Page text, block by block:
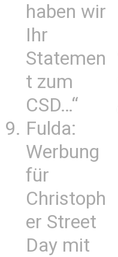
haben wir
Ihr
Statemen
t zum
CSD…“
Fulda:
Werbung
für
Christoph
er Street
Day mit